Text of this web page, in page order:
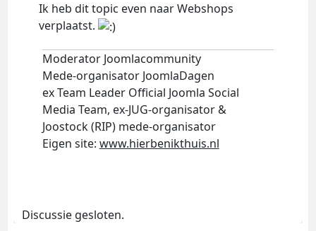
Ik heb dit topic even naar Webshops
verplaatst.
Moderator Joomlacommunity
Mede-organisator JoomlaDagen
ex Team Leader Official Joomla Social
Media Team, ex-JUG-organisator &
Joostock (RIP) mede-organisator
Eigen site: www.hierbenikthuis.nl
Discussie gesloten.